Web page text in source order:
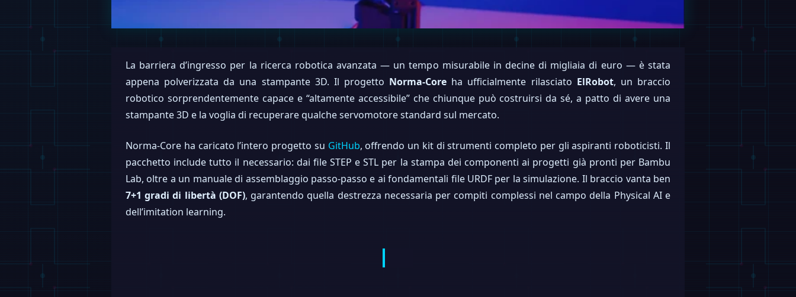
La barriera d’ingresso per la ricerca robotica avanzata — un tempo misurabile in decine di migliaia di euro — è stata
appena polverizzata da una stampante 3D. Il progetto Norma-Core ha ufficialmente rilasciato ElRobot, un braccio
robotico sorprendentemente capace e “altamente accessibile” che chiunque può costruirsi da sé, a patto di avere una
stampante 3D e la voglia di recuperare qualche servomotore standard sul mercato.
Norma-Core ha caricato l’intero progetto su GitHub, offrendo un kit di strumenti completo per gli aspiranti roboticisti. Il
pacchetto include tutto il necessario: dai file STEP e STL per la stampa dei componenti ai progetti già pronti per Bambu
Lab, oltre a un manuale di assemblaggio passo-passo e ai fondamentali file URDF per la simulazione. Il braccio vanta ben
7+1 gradi di libertà (DOF), garantendo quella destrezza necessaria per compiti complessi nel campo della Physical AI e
dell’imitation learning.